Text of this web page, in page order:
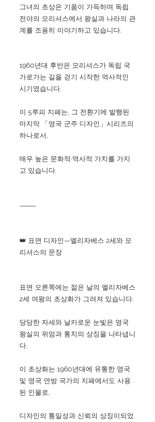
그녀의 초상은 기품이 가득하며 독립
전야의 모리셔스에서 왕실과 나라의 관
계를 조용히 이야기하고 있습니다.
1960년대 후반은 모리셔스가 독립 국
가로가는 길을 걷기 시작한 역사적인
시기였습니다.
이 5루피 지폐는, 그 전환기에 발행된
마지막 「영국 군주 디자인」시리즈의
하나로서,
매우 높은 문화적·역사적 가치를 가지
고 있습니다.
⸻
👑 표면 디자인—엘리자베스 2세와 모
리셔스의 문장
표면 오른쪽에는 젊은 날의 엘리자베스
2세 여왕의 초상화가 그려져 있습니다.
당당한 자세와 날카로운 눈빛은 영국
왕실의 위엄과 통치의 상징을 나타냅니
다.
이 초상화는 1960년대에 유통한 영국
및 영국 연방 국가의 지폐에서도 사용
된 인물로,
디자인의 통일성과 신뢰의 상징이되었